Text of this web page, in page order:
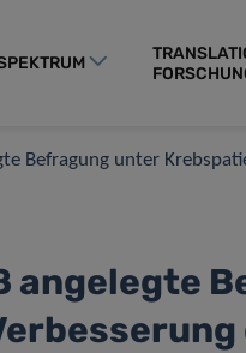
Befragung unter